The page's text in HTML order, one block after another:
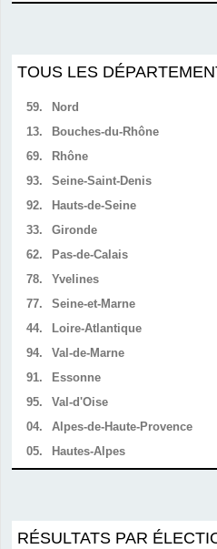
TOUS LES
59.
Nord
13.
Bouches-du-Rhône
69.
Rhône
93.
Seine-Saint-Denis
92.
Hauts-de-Seine
33.
Gironde
62.
Pas-de-Calais
78.
Yvelines
77.
Seine-et-Marne
44.
Loire-Atlantique
94.
Val-de-Marne
91.
Essonne
95.
Val-d'Oise
04.
Alpes-de-Haute-Provence
05.
Hautes-Alpes
RÉSULTATS PAR